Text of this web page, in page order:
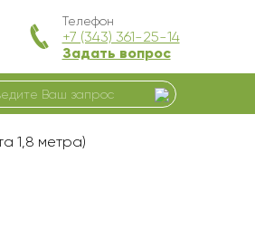
Телефон
+7 (343) 361-25-14
Задать вопрос
1,8 метра)